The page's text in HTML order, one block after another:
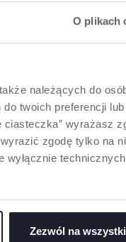
O plikach
należących do
twoich preferencji
wyrażasz
zgodę tylko na
Zezwól na
(obowiązkowo).